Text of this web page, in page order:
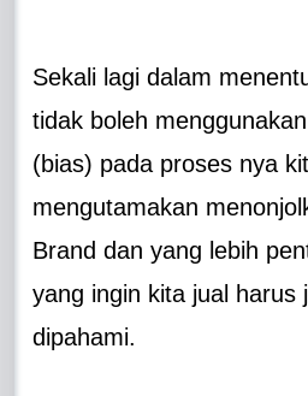
Sekali lagi dalam
tidak boleh
(bias) pada proses nya
mengutamakan
Brand dan yang lebih
yang ingin kita jual harus
dipahami.